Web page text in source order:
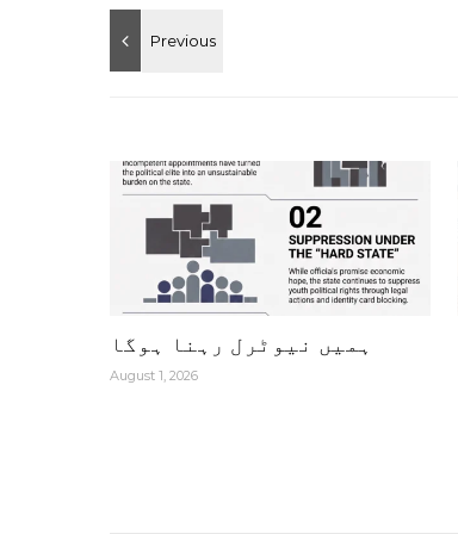
ہمیں نیوٹرل رہنا ہوگا
August 1, 2026